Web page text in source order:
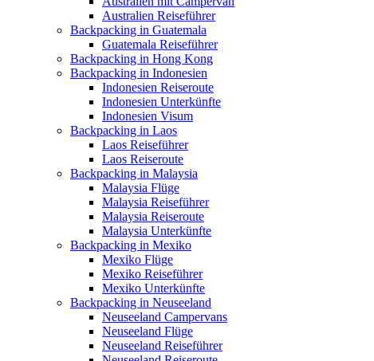
Australien Reiseführer
Backpacking in Guatemala
Guatemala Reiseführer
Backpacking in Hong Kong
Backpacking in Indonesien
Indonesien Reiseroute
Indonesien Unterkünfte
Indonesien Visum
Backpacking in Laos
Laos Reiseführer
Laos Reiseroute
Backpacking in Malaysia
Malaysia Flüge
Malaysia Reiseführer
Malaysia Reiseroute
Malaysia Unterkünfte
Backpacking in Mexiko
Mexiko Flüge
Mexiko Reiseführer
Mexiko Unterkünfte
Backpacking in Neuseeland
Neuseeland Campervans
Neuseeland Flüge
Neuseeland Reiseführer